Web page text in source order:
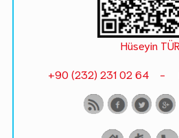
Hüseyin
+90 (232) 231 02 64 -